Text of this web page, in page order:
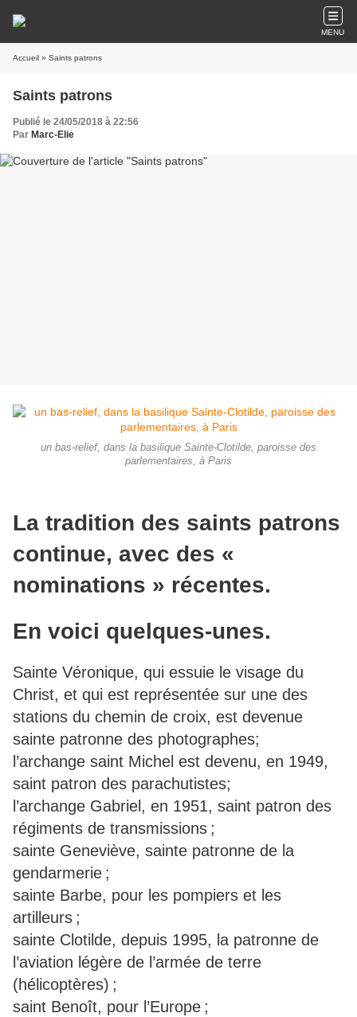
MENU
Accueil » Saints patrons
Saints patrons
Publié le 24/05/2018 à 22:56
Par Marc-Elie
un bas-relief, dans la basilique Sainte-Clotilde, paroisse des
parlementaires, à Paris
La tradition des saints patrons
continue, avec des «
nominations » récentes.
En voici quelques-unes.
Sainte Véronique, qui essuie le visage du
Christ, et qui est représentée sur une des
stations du chemin de croix, est devenue
sainte patronne des photographes;
l’archange saint Michel est devenu, en 1949,
saint patron des parachutistes;
l’archange Gabriel, en 1951, saint patron des
régiments de transmissions ;
sainte Geneviève, sainte patronne de la
gendarmerie ;
sainte Barbe, pour les pompiers et les
artilleurs ;
sainte Clotilde, depuis 1995, la patronne de
l’aviation légère de l’armée de terre
(hélicoptères) ;
saint Benoît, pour l’Europe ;